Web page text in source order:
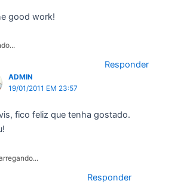
good work!
Responder
ADMIN
19/01/2011 EM 23:57
fico feliz que tenha gostado.
Responder